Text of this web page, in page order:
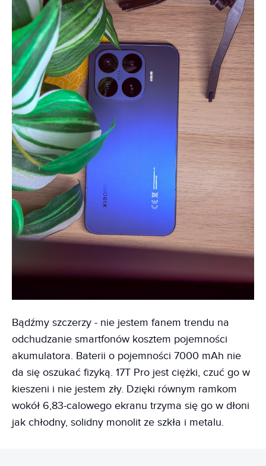
Bądźmy szczerzy - nie jestem fanem trendu na
odchudzanie smartfonów kosztem pojemności
akumulatora. Baterii o pojemności 7000 mAh nie
da się oszukać fizyką. 17T Pro jest ciężki, czuć go w
kieszeni i nie jestem zły. Dzięki równym ramkom
wokół 6,83-calowego ekranu trzyma się go w dłoni
jak chłodny, solidny monolit ze szkła i metalu.